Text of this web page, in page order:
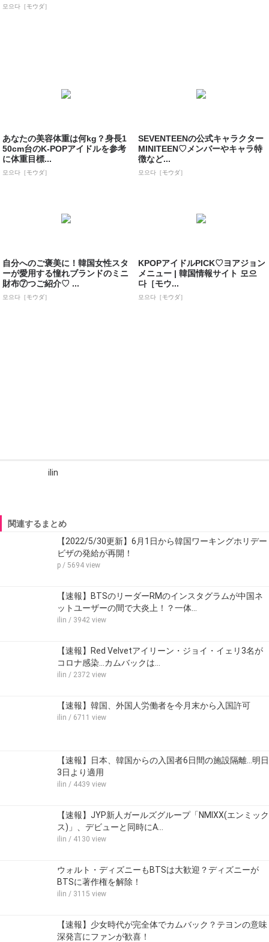
모으다［モウダ］
あなたの美容体重は何kg？身長1
50cm台のK-POPアイドルを参考
に体重目標...
모으다［モウダ］
SEVENTEENの公式キャラクター
MINITEEN♡メンバーやキャラ特
徴など...
모으다［モウダ］
自分へのご褒美に！韓国女性スタ
ーが愛用する憧れブランドのミニ
財布⑦つご紹介♡ ...
모으다［モウダ］
KPOPアイドルPICK♡ヨアジョン
メニュー | 韓国情報サイト 모으
다［モウ...
모으다［モウダ］
ilin
関連するまとめ
【2022/5/30更新】6月1日から韓国ワーキングホリデー
ビザの発給が再開！
p / 5694 view
【速報】BTSのリーダーRMのインスタグラムが中国ネ
ットユーザーの間で大炎上！？一体…
ilin / 3942 view
【速報】Red Velvetアイリーン・ジョイ・イェリ3名が
コロナ感染…カムバックは…
ilin / 2372 view
【速報】韓国、外国人労働者を今月末から入国許可
ilin / 6711 view
【速報】日本、韓国からの入国者6日間の施設隔離…明日
3日より適用
ilin / 4439 view
【速報】JYP新人ガールズグループ「NMIXX(エンミック
ス)」、デビューと同時にA…
ilin / 4130 view
ウォルト・ディズニーもBTSは大歓迎？ディズニーが
BTSに著作権を解除！
ilin / 3115 view
【速報】少女時代が完全体でカムバック？テヨンの意味
深発言にファンが歓喜！